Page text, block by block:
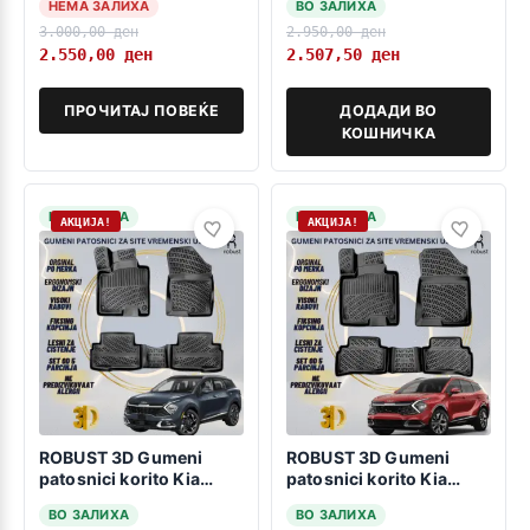
НЕМА ЗАЛИХА
3.000,00ден
2.550,00 ден
ПРОЧИТАЈ ПОВЕЌЕ
varijabilno nivo-
ВО ЗАЛИХА
2.950,00ден
2.507,50 ден
ДОДАДИ ВО
КОШНИЧКА
НА ЗАЛИХА
АКЦИЈА!
ROBUST 3D Gumeni
patosnici korito Kia
ВО ЗАЛИХА
НА ЗАЛИХА
АКЦИЈА!
ROBUST 3D Gumeni
patosnici korito Kia
ВО ЗАЛИХА